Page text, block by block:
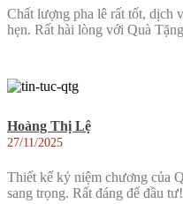
Chất lượng pha lê rất tốt, dịch
hẹn. Rất hài lòng với Quà
Hoàng Thị Lệ
27/11/2025
Thiết kế kỷ niệm chương của
sang trọng. Rất đáng để đầu tư!